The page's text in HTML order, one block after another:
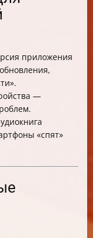
приложения
—
«спят»